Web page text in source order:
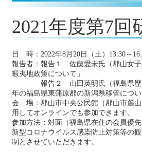
2021年度第7回
日 時：2022年8月20日（土）13:30～
報告者：報告１ 佐藤愛未氏（郡山女
蝦夷地政策について」
報告２ 山田英明氏（福島県歴史
年の福島県東蒲原郡の新潟県移管につい
会 場：郡山市中央公民館（郡山市麓
用してオンラインでも参加できます。
参加方法：対面（福島県在住の会員優
新型コロナウイルス感染防止対策等の
制とさせていただきます。